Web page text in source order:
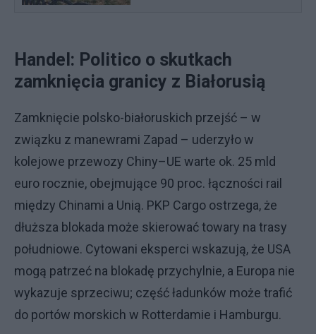
Handel: Politico o skutkach
zamknięcia granicy z Białorusią
Zamknięcie polsko-białoruskich przejść – w
związku z manewrami Zapad – uderzyło w
kolejowe przewozy Chiny–UE warte ok. 25 mld
euro rocznie, obejmujące 90 proc. łączności rail
między Chinami a Unią. PKP Cargo ostrzega, że
dłuższa blokada może skierować towary na trasy
południowe. Cytowani eksperci wskazują, że USA
mogą patrzeć na blokadę przychylnie, a Europa nie
wykazuje sprzeciwu; część ładunków może trafić
do portów morskich w Rotterdamie i Hamburgu.